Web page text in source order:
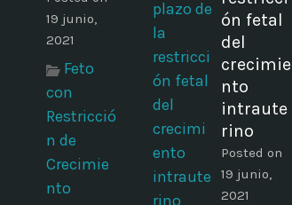
19 junio,
2021
Feto
con
Restricció
n de
Crecimie
nto
ón fetal
del
crecimie
nto
intraute
rino
Posted on
19 junio,
2021